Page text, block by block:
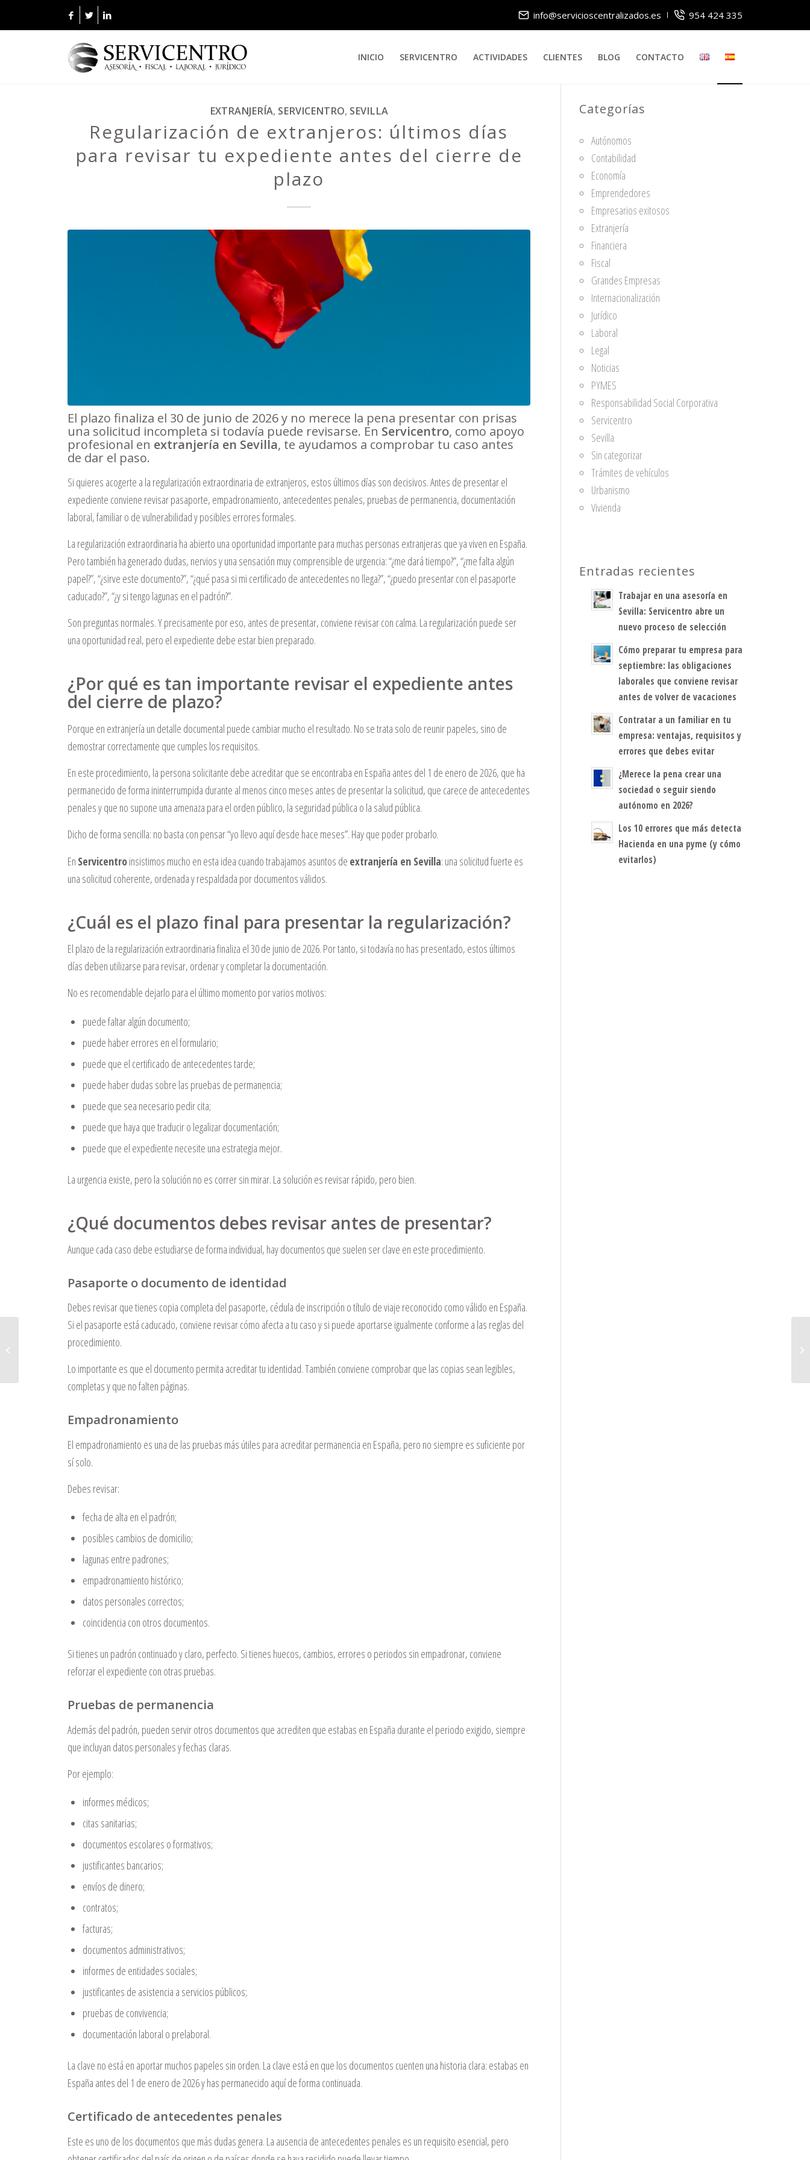
info@servicioscentralizados.es 954 424 335
INICIO SERVICENTRO ACTIVIDADES CLIENTES BLOG CONTACTO
EXTRANJERÍA, SERVICENTRO, SEVILLA
Regularización de extranjeros: últimos días
para revisar tu expediente antes del cierre de
plazo
El plazo finaliza el 30 de junio de 2026 y no merece la pena presentar con prisas
una solicitud incompleta si todavía puede revisarse. En Servicentro, como apoyo
profesional en extranjería en Sevilla, te ayudamos a comprobar tu caso antes
de dar el paso.
Si quieres acogerte a la regularización extraordinaria de extranjeros, estos últimos días son decisivos. Antes de presentar el
expediente conviene revisar pasaporte, empadronamiento, antecedentes penales, pruebas de permanencia, documentación
laboral, familiar o de vulnerabilidad y posibles errores formales.
La regularización extraordinaria ha abierto una oportunidad importante para muchas personas extranjeras que ya viven en España.
Pero también ha generado dudas, nervios y una sensación muy comprensible de urgencia: “¿me dará tiempo?”, “¿me falta algún
papel?”, “¿sirve este documento?”, “¿qué pasa si mi certificado de antecedentes no llega?”, “¿puedo presentar con el pasaporte
caducado?”, “¿y si tengo lagunas en el padrón?”.
Son preguntas normales. Y precisamente por eso, antes de presentar, conviene revisar con calma. La regularización puede ser
una oportunidad real, pero el expediente debe estar bien preparado.
¿Por qué es tan importante revisar el expediente antes
del cierre de plazo?
Porque en extranjería un detalle documental puede cambiar mucho el resultado. No se trata solo de reunir papeles, sino de
demostrar correctamente que cumples los requisitos.
En este procedimiento, la persona solicitante debe acreditar que se encontraba en España antes del 1 de enero de 2026, que ha
permanecido de forma ininterrumpida durante al menos cinco meses antes de presentar la solicitud, que carece de antecedentes
penales y que no supone una amenaza para el orden público, la seguridad pública o la salud pública.
Dicho de forma sencilla: no basta con pensar “yo llevo aquí desde hace meses”. Hay que poder probarlo.
En Servicentroinsistimos mucho en esta idea cuando trabajamos asuntos de extranjería en Sevilla: una solicitud fuerte es
una solicitud coherente, ordenada y respaldada por documentos válidos.
¿Cuál es el plazo final para presentar la regularización?
El plazo de la regularización extraordinaria finaliza el 30 de junio de 2026. Por tanto, si todavía no has presentado, estos últimos
días deben utilizarse para revisar, ordenar y completar la documentación.
No es recomendable dejarlo para el último momento por varios motivos:
puede faltar algún documento;
puede haber errores en el formulario;
puede que el certificado de antecedentes tarde;
puede haber dudas sobre las pruebas de permanencia;
puede que sea necesario pedir cita;
puede que haya que traducir o legalizar documentación;
puede que el expediente necesite una estrategia mejor.
La urgencia existe, pero la solución no es correr sin mirar. La solución es revisar rápido, pero bien.
¿Qué documentos debes revisar antes de presentar?
Aunque cada caso debe estudiarse de forma individual, hay documentos que suelen ser clave en este procedimiento.
Pasaporte o documento de identidad
Debes revisar que tienes copia completa del pasaporte, cédula de inscripción o título de viaje reconocido como válido en España.
Si el pasaporte está caducado, conviene revisar cómo afecta a tu caso y si puede aportarse igualmente conforme a las reglas del
procedimiento.
Lo importante es que el documento permita acreditar tu identidad. También conviene comprobar que las copias sean legibles,
completas y que no falten páginas.
Empadronamiento
El empadronamiento es una de las pruebas más útiles para acreditar permanencia en España, pero no siempre es suficiente por
sí solo.
Debes revisar:
fecha de alta en el padrón;
posibles cambios de domicilio;
lagunas entre padrones;
empadronamiento histórico;
datos personales correctos;
coincidencia con otros documentos.
Si tienes un padrón continuado y claro, perfecto. Si tienes huecos, cambios, errores o periodos sin empadronar, conviene
reforzar el expediente con otras pruebas.
Pruebas de permanencia
Además del padrón, pueden servir otros documentos que acrediten que estabas en España durante el periodo exigido, siempre
que incluyan datos personales y fechas claras.
Por ejemplo:
informes médicos;
citas sanitarias;
documentos escolares o formativos;
justificantes bancarios;
envíos de dinero;
contratos;
facturas;
documentos administrativos;
informes de entidades sociales;
justificantes de asistencia a servicios públicos;
pruebas de convivencia;
documentación laboral o prelaboral.
La clave no está en aportar muchos papeles sin orden. La clave está en que los documentos cuenten una historia clara: estabas en
España antes del 1 de enero de 2026 y has permanecido aquí de forma continuada.
Certificado de antecedentes penales
Este es uno de los documentos que más dudas genera. La ausencia de antecedentes penales es un requisito esencial, pero
Categorías
Autónomos
Contabilidad
Economía
Emprendedores
Empresarios exitosos
Extranjería
Financiera
Fiscal
Grandes Empresas
Internacionalización
Jurídico
Laboral
Legal
Noticias
PYMES
Responsabilidad Social Corporativa
Servicentro
Sevilla
Sin categorizar
Trámites de vehículos
Urbanismo
Vivienda
Entradas recientes
Trabajar en una asesoría en
Sevilla: Servicentro abre un
nuevo proceso de selección
Cómo preparar tu empresa para
septiembre: las obligaciones
laborales que conviene revisar
antes de volver de vacaciones
Contratar a un familiar en tu
empresa: ventajas, requisitos y
errores que debes evitar
¿Merece la pena crear una
sociedad o seguir siendo
autónomo en 2026?
Los 10 errores que más detecta
Hacienda en una pyme (y cómo
evitarlos)
Últimos días para domiciliar la
Renta: qué revisar antes del 25 de